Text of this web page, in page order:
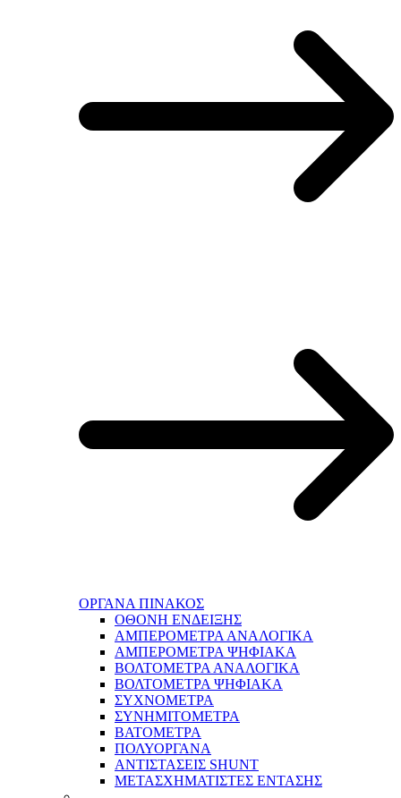
ΟΡΓΑΝΑ ΠΙΝΑΚΟΣ
ΟΘΟΝΗ ΕΝΔΕΙΞΗΣ
ΑΜΠΕΡΟΜΕΤΡΑ ΑΝΑΛΟΓΙΚΑ
ΑΜΠΕΡΟΜΕΤΡΑ ΨΗΦΙΑΚΑ
ΒΟΛΤΟΜΕΤΡΑ ΑΝΑΛΟΓΙΚΑ
ΒΟΛΤΟΜΕΤΡΑ ΨΗΦΙΑΚΑ
ΣΥΧΝΟΜΕΤΡΑ
ΣΥΝΗΜΙΤΟΜΕΤΡΑ
ΒΑΤΟΜΕΤΡΑ
ΠΟΛΥΟΡΓΑΝΑ
ΑΝΤΙΣΤΑΣΕΙΣ SHUNT
ΜΕΤΑΣΧΗΜΑΤΙΣΤΕΣ ΕΝΤΑΣΗΣ